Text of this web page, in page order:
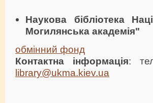
Наукова бібліотека
Могилянська академія"
обмінний фонд
Контактна інформація:
library@ukma.kiev.ua